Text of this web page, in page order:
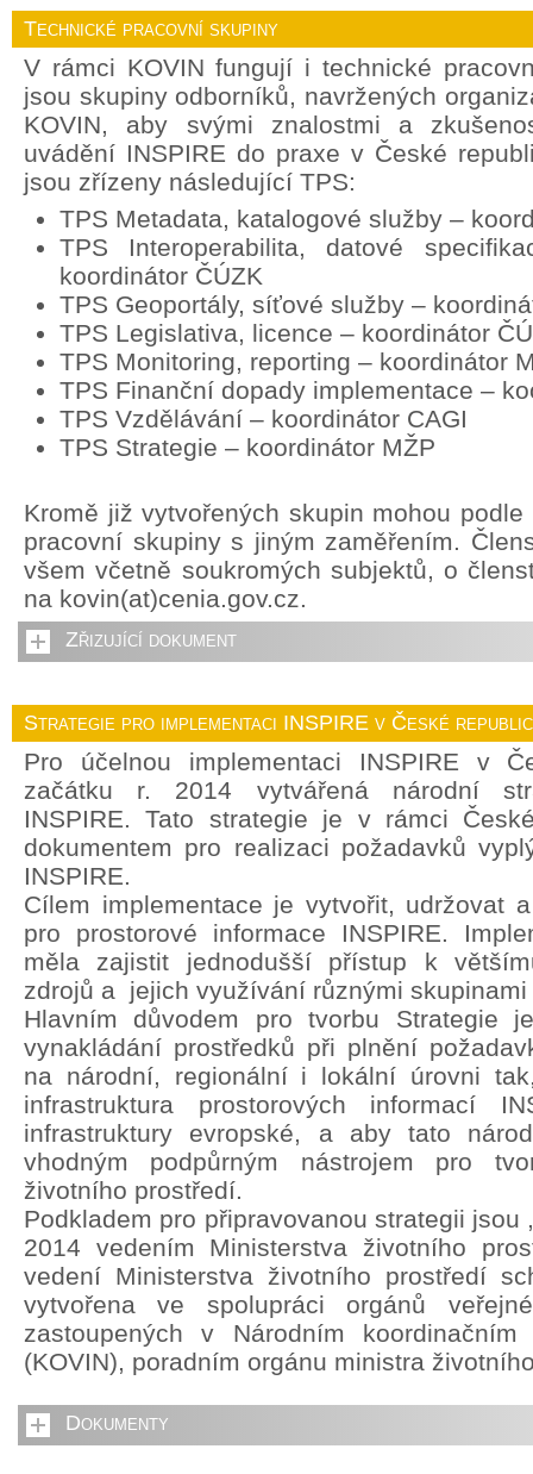
Technické pracovní skupiny
V rámci KOVIN fungují i technické
jsou skupiny odborníků, navržených
KOVIN, aby svými znalostmi a
uvádění INSPIRE do praxe v České
jsou zřízeny následující TPS:
TPS Metadata, katalogové služby –
TPS Interoperabilita, datové
koordinátor ČÚZK
TPS Geoportály, síťové služby –
TPS Legislativa, licence – koordinátor
TPS Monitoring, reporting – koordinátor
TPS Finanční dopady implementace –
TPS Vzdělávání – koordinátor CAGI
TPS Strategie – koordinátor MŽP
Kromě již vytvořených skupin mohou
pracovní skupiny s jiným zaměřením.
všem včetně soukromých subjektů, o
na kovin(at)cenia.gov.cz.
Zřizující dokument
Strategie pro implementaci INSPIRE v České
Pro účelnou implementaci INSPIRE v
začátku r. 2014 vytvářená národní
INSPIRE. Tato strategie je v rámci
dokumentem pro realizaci požadavků
INSPIRE.
Cílem implementace je vytvořit, udržovat
pro prostorové informace INSPIRE.
měla zajistit jednodušší přístup k
zdrojů a jejich využívání různými skupinami
Hlavním důvodem pro tvorbu Strategie
vynakládání prostředků při plnění
na národní, regionální i lokální úrovni
infrastruktura prostorových informací
infrastruktury evropské, a aby tato
vhodným podpůrným nástrojem pro
životního prostředí.
Podkladem pro připravovanou strategii jsou
2014 vedením Ministerstva životního
vedení Ministerstva životního prostředí
vytvořena ve spolupráci orgánů
zastoupených v Národním
(KOVIN), poradním orgánu ministra
Dokumenty